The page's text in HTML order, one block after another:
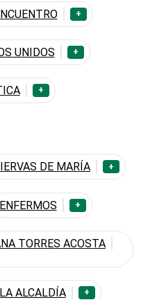
+
UNIDOS +
+
DE MARÍA +
ENFERMOS +
TORRES ACOSTA
ALCALDÍA +